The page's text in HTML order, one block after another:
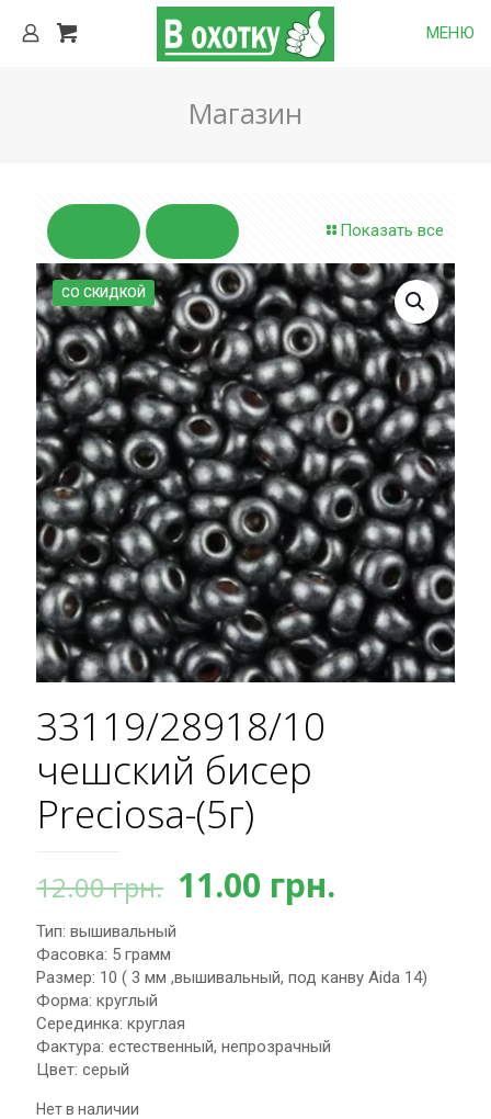
МЕНЮ
Магазин
Показать все
СО СКИДКОЙ
33119/28918/10
чешский бисер
Preciosa-(5г)
12.00грн. Первоначальная
12.00 грн..
11.00 грн.
Тип: вышивальный
Фасовка: 5 грамм
Размер: 10 ( 3 мм ,вышивальный, под канву Aida 14)
Форма: круглый
Серединка: круглая
Фактура: естественный, непрозрачный
Цвет: серый
Нет в наличии